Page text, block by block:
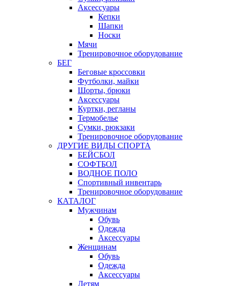
Аксессуары
Кепки
Шапки
Носки
Мячи
Тренировочное оборудование
БЕГ
Беговые кроссовки
Футболки, майки
Шорты, брюки
Аксессуары
Куртки, регланы
Термобелье
Сумки, рюкзаки
Тренировочное оборудование
ДРУГИЕ ВИДЫ СПОРТА
БЕЙСБОЛ
СОФТБОЛ
ВОДНОЕ ПОЛО
Спортивный инвентарь
Тренировочное оборудование
КАТАЛОГ
Мужчинам
Обувь
Одежда
Аксессуары
Женщинам
Обувь
Одежда
Аксессуары
Детям